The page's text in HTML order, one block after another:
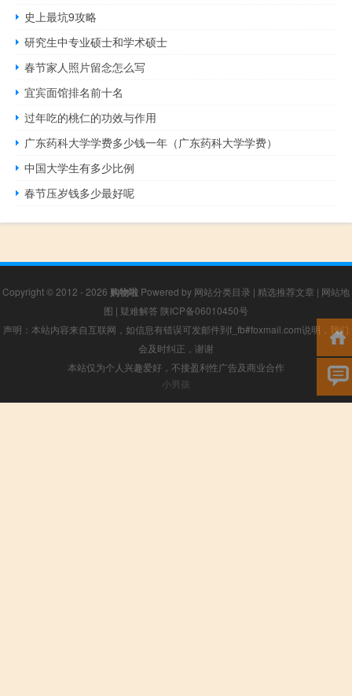
史上最坑9攻略
研究生中专业硕士和学术硕士
春节家人照片留念怎么写
宜宾面馆排名前十名
过年吃的桃仁的功效与作用
广东药科大学学费多少钱一年（广东药科大学学费）
中国大学生有多少比例
春节压岁钱多少最好呢
Copyright © 2012 - 2026 购物啦 Powered by 网站分类目录 | 精选推荐文章 | 网站地
图 | 疑难解答 陕ICP备06010450号
声明：本站内容来自互联网，如信息有错误可发邮件到f_fb#foxmail.com说明，我们
会及时纠正，谢谢
本站仅为个人兴趣爱好，不接盈利性广告及商业合作
小男孩